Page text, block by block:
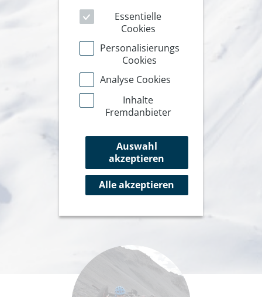
Essentielle
Cookies
Personalisierungs
Cookies
Analyse Cookies
Inhalte
Fremdanbieter
Auswahl
akzeptieren
Alle akzeptieren